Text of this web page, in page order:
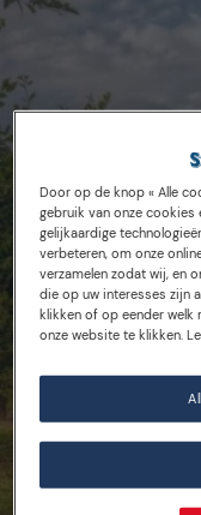
Door op de knop « Alle
gebruik van onze
gelijkaardige
verbeteren, om onze
verzamelen zodat wij, en
die op uw interesses zijn
klikken of op eender
onze website te klikken.